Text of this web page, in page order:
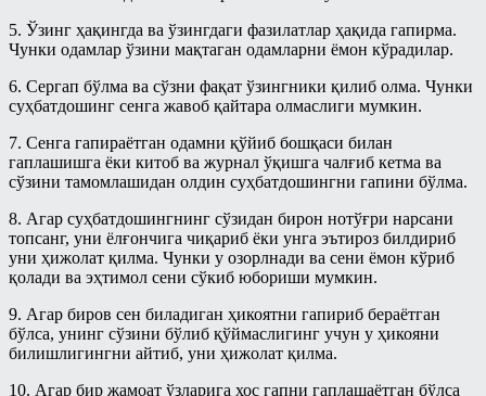
Овозли дарслар
Асмоул-Ҳусно/Аллоҳнинг гўзал
Пайғамбар ҳадисларидан тарбия
Рамазон суҳбатлари шайх Усаймин
китоблари асосида
Солиҳ амалларнинг ажру-
савоблари ҳақида - Энг фойдали
тижорат
Рамазон
Савол-жавоблар
Салафлар дурдоналаридан
Талоқ китоби
Намоз китоби
Никоҳ китоби
Рўза китоби
Талоқ китоби
Таҳорат китоби
Ўлик ерни тирилтириш ва мубоҳ
нарсаларга эгалик қилиш ҳақидаги
китоб
Ҳаж китоби
Шерикликлар китоби
Ҳаж
5. Ўзинг ҳақингда ва ўзингдаги фазилатлар ҳақида гапирма.
Чунки одамлар ўзини мақтаган одамларни ёмон кўрадилар.
6. Сергап бўлма ва сўзни фақат ўзингники қилиб олма. Чунки
суҳбатдошинг сенга жавоб қайтара олмаслиги мумкин.
7. Сенга гапираётган одамни қўйиб бошқаси билан
гаплашишга ёки китоб ва журнал ўқишга чалғиб кетма ва
сўзини тамомлашидан олдин суҳбатдошингни гапини бўлма.
8. Агар суҳбатдошингнинг сўзидан бирон нотўғри нарсани
топсанг, уни ёлғончига чиқариб ёки унга эътироз билдириб
уни ҳижолат қилма. Чунки у озорлнади ва сени ёмон кўриб
қолади ва эҳтимол сени сўкиб юбориши мумкин.
9. Агар биров сен биладиган ҳикоятни гапириб бераётган
бўлса, унинг сўзини бўлиб қўймаслигинг учун у ҳикояни
билишлигингни айтиб, уни ҳижолат қилма.
10. Агар бир жамоат ўзларига хос гапни гаплашаётган бўлса